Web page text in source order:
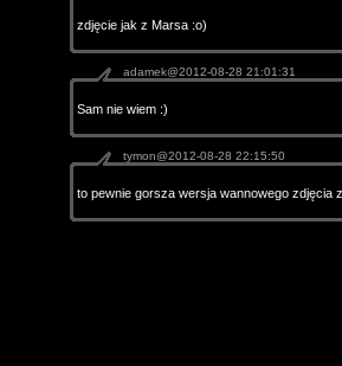
zdjęcie jak z Marsa :o)
adamek@2012-08-28 21:01:31
Sam nie wiem :)
tymon@2012-08-28 22:15:50
to pewnie gorsza wersja wannowego zdjęcia